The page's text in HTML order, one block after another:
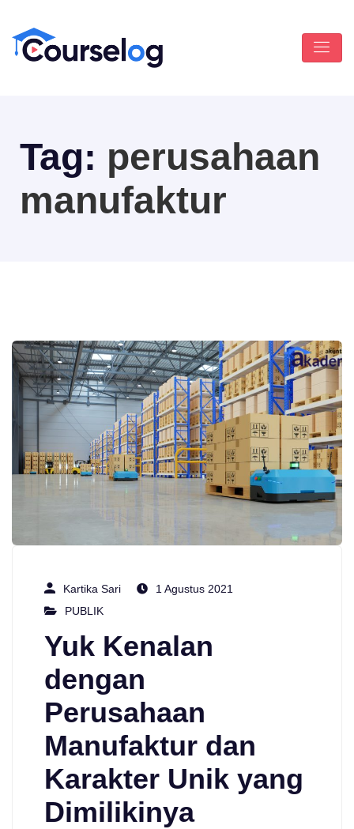
Tag: perusahaan
manufaktur
Kartika Sari
1 Agustus 2021
PUBLIK
Yuk Kenalan
dengan
Perusahaan
Manufaktur dan
Karakter Unik yang
Dimilikinya